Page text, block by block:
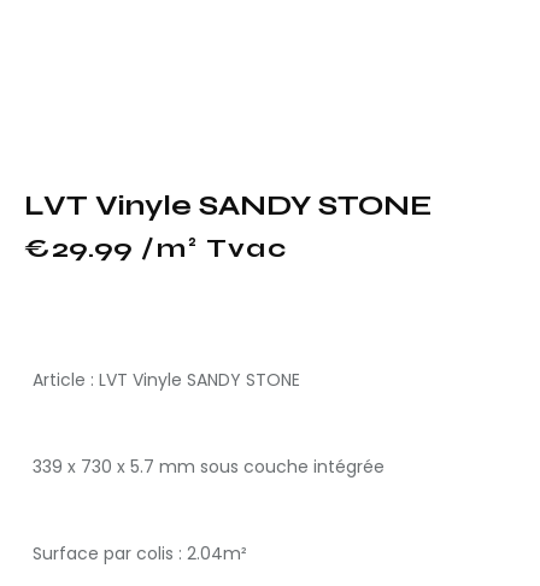
LVT Vinyle SANDY STONE
€29.99 /m² Tvac
Article : LVT Vinyle SANDY STONE
339 x 730 x 5.7 mm sous couche intégrée
Surface par colis : 2.04m²